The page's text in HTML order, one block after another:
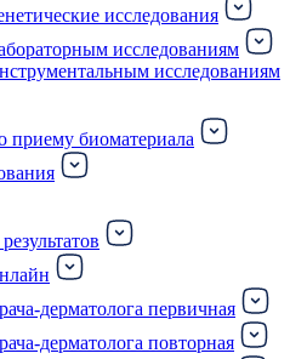
исследования
исследованиям
исследованиям
приему биоматериала
дерматолога первичная
дерматолога повторная